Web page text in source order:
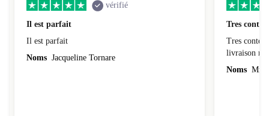
vérifié
Il est parfait
Il est parfait
Noms Jacqueline Tornare
Tres
Tres
Noms